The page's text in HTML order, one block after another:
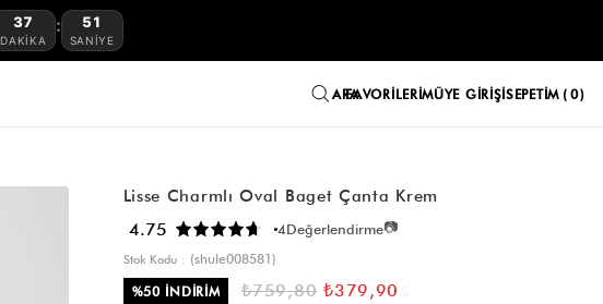
37
DAKIKA
: 50
SANIYE
FAVORILERIMÜYE GIRIŞISEPETIM 0
Lisse Charmlı Oval Baget Çanta Krem
4.75 4Değerlendirme📷
Stok Kodu
(shule008581)
%50İNDIRIM ₺759,80 ₺379,90